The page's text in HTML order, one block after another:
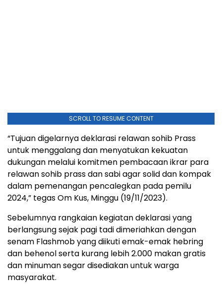
SCROLL TO RESUME CONTENT
“Tujuan digelarnya deklarasi relawan sohib Prass
untuk menggalang dan menyatukan kekuatan
dukungan melalui komitmen pembacaan ikrar para
relawan sohib prass dan sabi agar solid dan kompak
dalam pemenangan pencalegkan pada pemilu
2024,” tegas Om Kus, Minggu (19/11/2023).
Sebelumnya rangkaian kegiatan deklarasi yang
berlangsung sejak pagi tadi dimeriahkan dengan
senam Flashmob yang diikuti emak-emak hebring
dan behenol serta kurang lebih 2.000 makan gratis
dan minuman segar disediakan untuk warga
masyarakat.